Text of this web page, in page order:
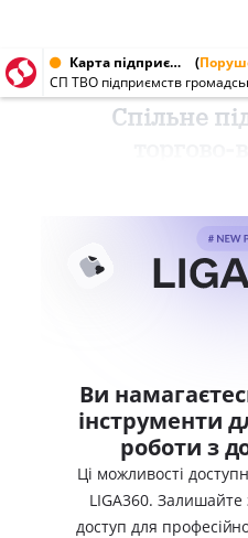
Карта підприємства від 19.01.2000 № 01776949 (
СП ТВО підприємств
Спільне
Ви
інструменти
роботи з
Ці можливості
LIGA360.
доступ для